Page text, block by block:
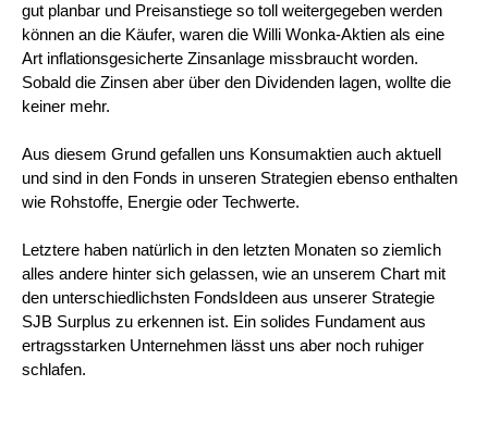
gut planbar und Preisanstiege so toll weitergegeben werden
können an die Käufer, waren die Willi Wonka-Aktien als eine
Art inflationsgesicherte Zinsanlage missbraucht worden.
Sobald die Zinsen aber über den Dividenden lagen, wollte die
keiner mehr.
Aus diesem Grund gefallen uns Konsumaktien auch aktuell
und sind in den Fonds in unseren Strategien ebenso enthalten
wie Rohstoffe, Energie oder Techwerte.
Letztere haben natürlich in den letzten Monaten so ziemlich
alles andere hinter sich gelassen, wie an unserem Chart mit
den unterschiedlichsten FondsIdeen aus unserer Strategie
SJB Surplus zu erkennen ist. Ein solides Fundament aus
ertragsstarken Unternehmen lässt uns aber noch ruhiger
schlafen.